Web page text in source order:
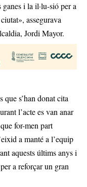
i la il·lu-sió per a
assegurava
Jordi Mayor.
s’han donat cita
l’acte es van anar
for-men part
a manté a l’equip
aquests últims anys i
a reforçar un gran